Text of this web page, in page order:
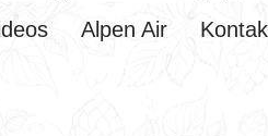
Alpen Air